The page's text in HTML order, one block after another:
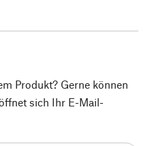
Produkt? Gerne können
sich Ihr E-Mail-